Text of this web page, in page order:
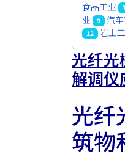
食品工业
业
9 汽
12 岩土
光纤光
解调仪
光纤
筑物